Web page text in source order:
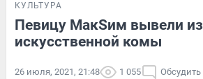
КУЛЬТУРА
Певицу МакSим вывели из
искусственной комы
26 июля, 2021, 21:48 1 055 Обсудить